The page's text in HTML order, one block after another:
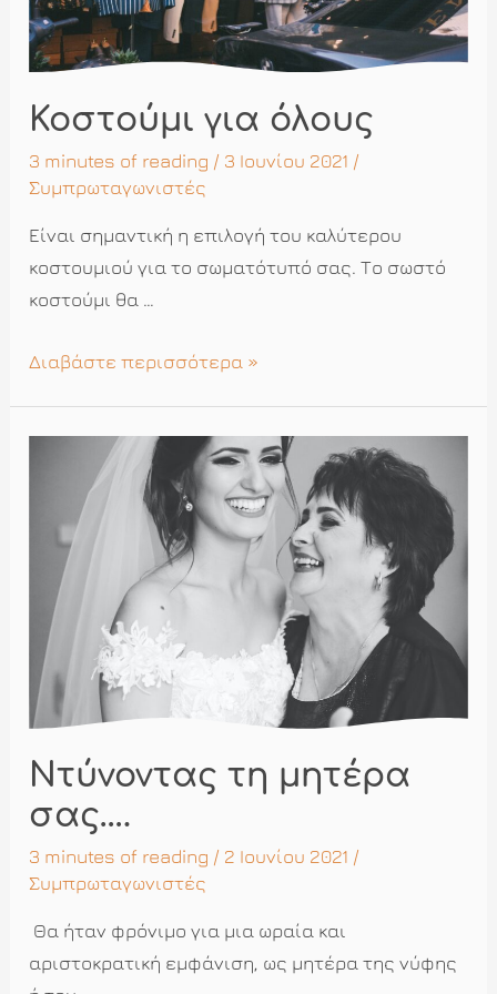
Κοστούμι για όλους
3 minutes of reading / 3 Ιουνίου 2021 /
Συμπρωταγωνιστές
Είναι σημαντική η επιλογή του καλύτερου
κοστουμιού για το σωματότυπό σας. Το σωστό
κοστούμι θα …
Κοστούμι
Διαβάστε περισσότερα »
Ντύνοντας τη μητέρα
σας….
3 minutes of reading / 2 Ιουνίου 2021 /
Συμπρωταγωνιστές
Θα ήταν φρόνιμο για μια ωραία και
αριστοκρατική εμφάνιση, ως μητέρα της νύφης